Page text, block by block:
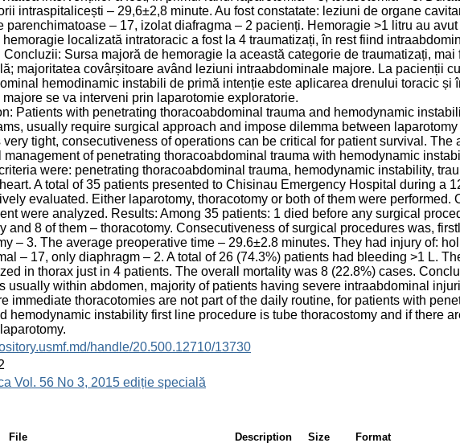
intraspitalicești – 29,6±2,8 minute. Au fost constatate: leziuni de organe
parenchimatoase – 17, izolat diafragma – 2 pacienți. Hemoragie >1 litru au
hemoragie localizată intratoracic a fost la 4 traumatizați, în rest fiind
Concluzii: Sursa majoră de hemoragie la această categorie de traumatizați,
majoritatea covârșitoare având leziuni intraabdominale majore. La pacienții
hemodinamic instabili de primă intenție este aplicarea drenului toracic și
majore se va interveni prin laparotomie exploratorie.
Patients with penetrating thoracoabdominal trauma and hemodynamic
usually require surgical approach and impose dilemma between
very tight, consecutiveness of operations can be critical for patient survival. The
management of penetrating thoracoabdominal trauma with hemodynamic
were: penetrating thoracoabdominal trauma, hemodynamic instability,
A total of 35 patients presented to Chisinau Emergency Hospital during a
evaluated. Either laparotomy, thoracotomy or both of them were performed.
were analyzed. Results: Among 35 patients: 1 died before any surgical
and 8 of them – thoracotomy. Consecutiveness of surgical procedures was,
– 3. The average preoperative time – 29.6±2.8 minutes. They had injury of:
– 17, only diaphragm – 2. A total of 26 (74.3%) patients had bleeding >1 L.
in thorax just in 4 patients. The overall mortality was 8 (22.8%) cases.
usually within abdomen, majority of patients having severe intraabdominal
immediate thoracotomies are not part of the daily routine, for patients with
hemodynamic instability first line procedure is tube thoracostomy and if there
handle/20.500.12710/13730
Vol. 56 No 3, 2015 ediție specială
File Description Size Format